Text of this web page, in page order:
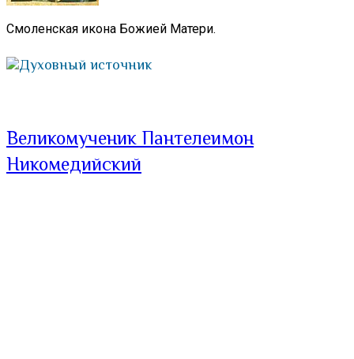
Смоленская икона Божией Матери.
Духовный источник
Великомученик Пантелеимон
Никомедийский